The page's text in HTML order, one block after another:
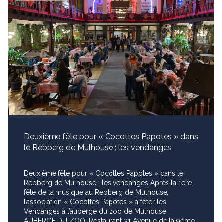
Deuxième fête pour « Cocottes Papotes » dans
le Rebberg de Mulhouse : les vendanges
Deuxième fête pour « Cocottes Papotes » dans le
Rebberg de Mulhouse : les vendanges Après la 1ere
fête de la musique au Rebberg de Mulhouse,
l’association « Cocottes Papotes » à fêter les
Vendanges à l’auberge du zoo de Mulhouse
AUBERGE DU ZOO, Restaurant 31 Avenue de la 9ème